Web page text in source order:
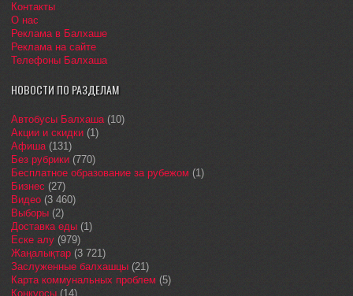
Контакты
О нас
Реклама в Балхаше
Реклама на сайте
Телефоны Балхаша
НОВОСТИ ПО РАЗДЕЛАМ
Автобусы Балхаша(10)
Акции и скидки (1)
Афиша(131)
Без рубрики (770)
Бесплатное образование за рубежом (1)
Бизнес (27)
Видео (3 460)
Выборы (2)
Доставка еды (1)
Еске алу (979)
Жаңалықтар (3 721)
Заслуженные балхашцы (21)
Карта коммунальных проблем (5)
Конкурсы (14)